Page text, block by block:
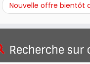
Nouvelle offre bientôt
Recherche sur